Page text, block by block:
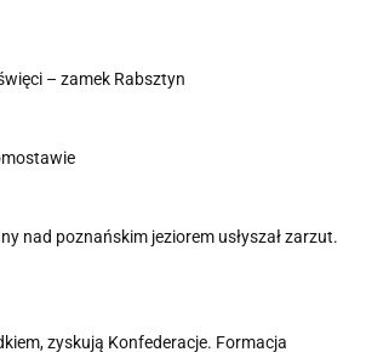
– zamek Rabsztyn
nad poznańskim jeziorem usłyszał zarzut.
zyskują Konfederacje. Formacja